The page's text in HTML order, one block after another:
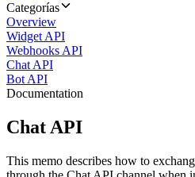
Categorías
Overview
Widget API
Webhooks API
Chat API
Bot API
Documentation
Chat API
This memo describes how to